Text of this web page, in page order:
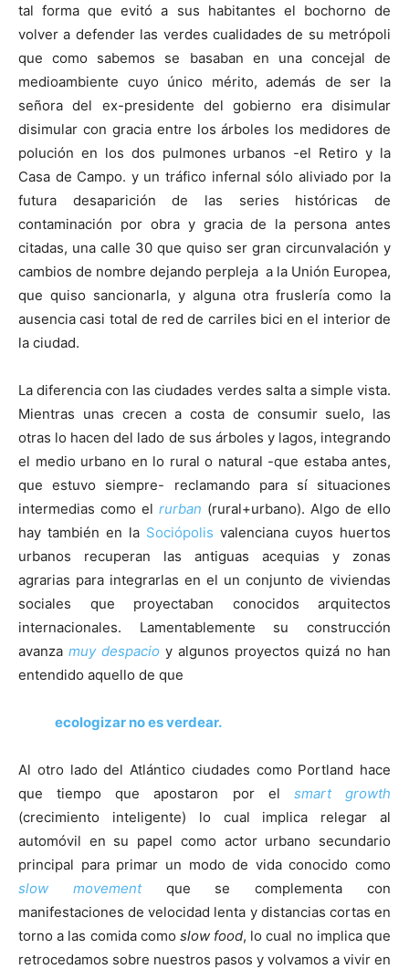
tal forma que evitó a sus habitantes el bochorno de
volver a defender las verdes cualidades de su metrópoli
que como sabemos se basaban en una concejal de
medioambiente cuyo único mérito, además de ser la
señora del ex-presidente del gobierno era disimular
disimular con gracia entre los árboles los medidores de
polución en los dos pulmones urbanos -el Retiro y la
Casa de Campo. y un tráfico infernal sólo aliviado por la
futura desaparición de las series históricas de
contaminación por obra y gracia de la persona antes
citadas, una calle 30 que quiso ser gran circunvalación y
cambios de nombre dejando perpleja a la Unión Europea,
que quiso sancionarla, y alguna otra fruslería como la
ausencia casi total de red de carriles bici en el interior de
la ciudad.
La diferencia con las ciudades verdes salta a simple vista.
Mientras unas crecen a costa de consumir suelo, las
otras lo hacen del lado de sus árboles y lagos, integrando
el medio urbano en lo rural o natural -que estaba antes,
que estuvo siempre- reclamando para sí situaciones
intermedias como el rurban (rural+urbano). Algo de ello
hay también en la Sociópolis valenciana cuyos huertos
urbanos recuperan las antiguas acequias y zonas
agrarias para integrarlas en el un conjunto de viviendas
sociales que proyectaban conocidos arquitectos
internacionales. Lamentablemente su construcción
avanza muy despacio y algunos proyectos quizá no han
entendido aquello de que
ecologizar no es verdear.
Al otro lado del Atlántico ciudades como Portland hace
que tiempo que apostaron por el smart growth
(crecimiento inteligente) lo cual implica relegar al
automóvil en su papel como actor urbano secundario
principal para primar un modo de vida conocido como
slow movementque se complementa con
manifestaciones de velocidad lenta y distancias cortas en
torno a las comida como slow food, lo cual no implica que
retrocedamos sobre nuestros pasos y volvamos a vivir en